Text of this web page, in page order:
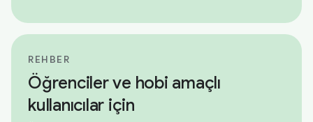
REHBER
Öğrenciler ve hobi amaçlı
kullanıcılar için